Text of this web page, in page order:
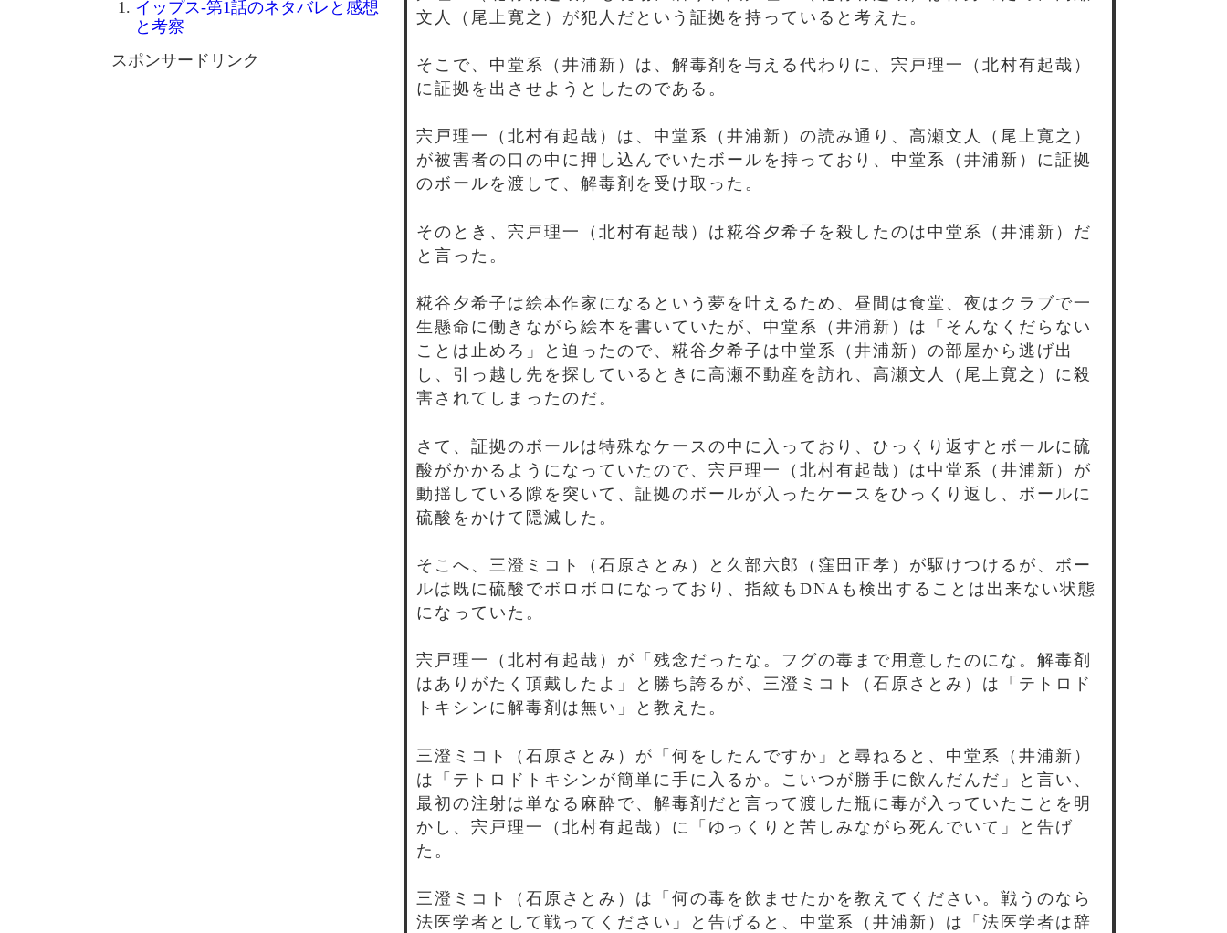
文人（尾上寛之）が犯人だという証拠を持っていると考えた。
そこで、中堂系（井浦新）は、解毒剤を与える代わりに、宍戸理一（北村有起哉）
に証拠を出させようとしたのである。
宍戸理一（北村有起哉）は、中堂系（井浦新）の読み通り、高瀬文人（尾上寛之）
が被害者の口の中に押し込んでいたボールを持っており、中堂系（井浦新）に証拠
のボールを渡して、解毒剤を受け取った。
そのとき、宍戸理一（北村有起哉）は糀谷夕希子を殺したのは中堂系（井浦新）だ
と言った。
糀谷夕希子は絵本作家になるという夢を叶えるため、昼間は食堂、夜はクラブで一
生懸命に働きながら絵本を書いていたが、中堂系（井浦新）は「そんなくだらない
ことは止めろ」と迫ったので、糀谷夕希子は中堂系（井浦新）の部屋から逃げ出
し、引っ越し先を探しているときに高瀬不動産を訪れ、高瀬文人（尾上寛之）に殺
害されてしまったのだ。
さて、証拠のボールは特殊なケースの中に入っており、ひっくり返すとボールに硫
酸がかかるようになっていたので、宍戸理一（北村有起哉）は中堂系（井浦新）が
動揺している隙を突いて、証拠のボールが入ったケースをひっくり返し、ボールに
硫酸をかけて隠滅した。
そこへ、三澄ミコト（石原さとみ）と久部六郎（窪田正孝）が駆けつけるが、ボー
ルは既に硫酸でボロボロになっており、指紋もDNAも検出することは出来ない状態
になっていた。
宍戸理一（北村有起哉）が「残念だったな。フグの毒まで用意したのにな。解毒剤
はありがたく頂戴したよ」と勝ち誇るが、三澄ミコト（石原さとみ）は「テトロド
トキシンに解毒剤は無い」と教えた。
三澄ミコト（石原さとみ）が「何をしたんですか」と尋ねると、中堂系（井浦新）
は「テトロドトキシンが簡単に手に入るか。こいつが勝手に飲んだんだ」と言い、
最初の注射は単なる麻酔で、解毒剤だと言って渡した瓶に毒が入っていたことを明
かし、宍戸理一（北村有起哉）に「ゆっくりと苦しみながら死んでいて」と告げ
た。
三澄ミコト（石原さとみ）は「何の毒を飲ませたかを教えてください。戦うのなら
法医学者として戦ってください」と告げると、中堂系（井浦新）は「法医学者は辞
イップス-第1話のネタバレと感想
と考察
スポンサードリンク